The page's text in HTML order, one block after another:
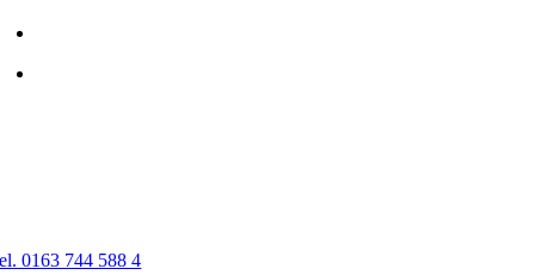
0163 744 588 4